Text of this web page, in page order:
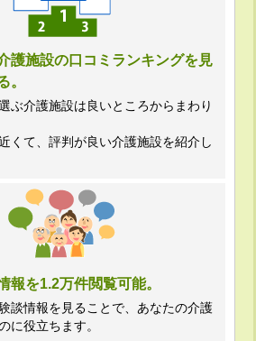
護施設の口コミランキングを見
。
ぶ介護施設は良いところからまわり
くて、評判が良い介護施設を紹介し
報を1.2万件閲覧可能。
談情報を見ることで、あなたの介護
に役立ちます。